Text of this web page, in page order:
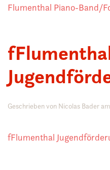
Flumenthal Piano-Band/
Geschrieben von Nicolas Bader am
fFlumenthal